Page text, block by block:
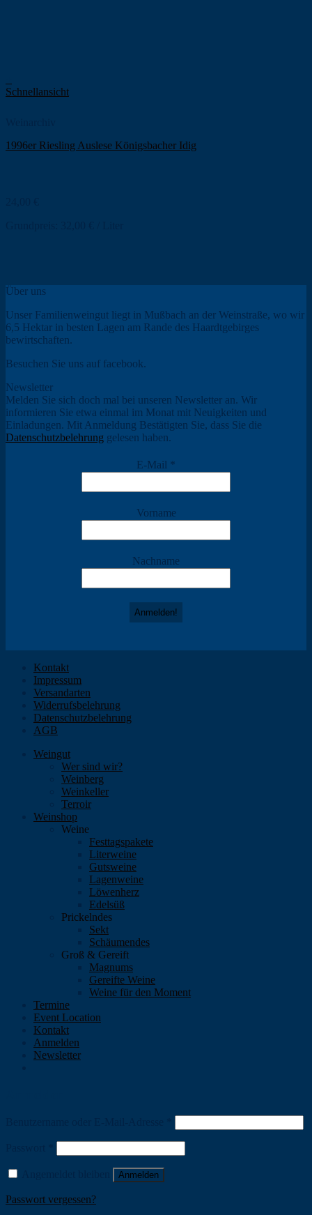
Schnellansicht
1996er Riesling Auslese Königsbacher Idig
Über uns
Unser Familienweingut liegt in Mußbach an der Weinstraße, wo wir
6,5 Hektar in besten Lagen am Rande des Haardtgebirges
bewirtschaften.
Besuchen Sie uns auf facebook.
Newsletter
Melden Sie sich doch mal bei unseren Newsletter an. Wir
informieren Sie etwa einmal im Monat mit Neuigkeiten und
Einladungen. Mit Anmeldung Bestätigten Sie, dass Sie die
Datenschutzbelehrung gelesen haben.
E-Mail *
Vorname
Nachname
Kontakt
Impressum
Versandarten
Widerrufsbelehrung
Datenschutzbelehrung
AGB
Weingut
Wer sind wir?
Weinberg
Weinkeller
Terroir
Weinshop
Weine
Festtagspakete
Literweine
Gutsweine
Lagenweine
Löwenherz
Edelsüß
Prickelndes
Sekt
Schäumendes
Groß & Gereift
Magnums
Gereifte Weine
Weine für den Moment
Termine
Event Location
Kontakt
Anmelden
Newsletter
Anmelden
Passwort vergessen?